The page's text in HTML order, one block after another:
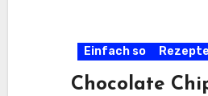
Einfach so
Chocolate